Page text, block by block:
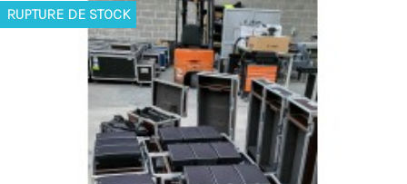
RUPTURE DE STOCK